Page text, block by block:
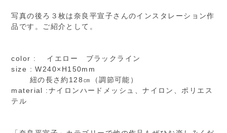
写真の後ろ３枚は奈良平宣子さんのインスタレーション作
品です。ご紹介として。
color : イエロー ブラックライン
size : W240×H150mm
紐の長さ約128㎝（調節可能）
material :ナイロンハードメッシュ、ナイロン、ポリエス
テル